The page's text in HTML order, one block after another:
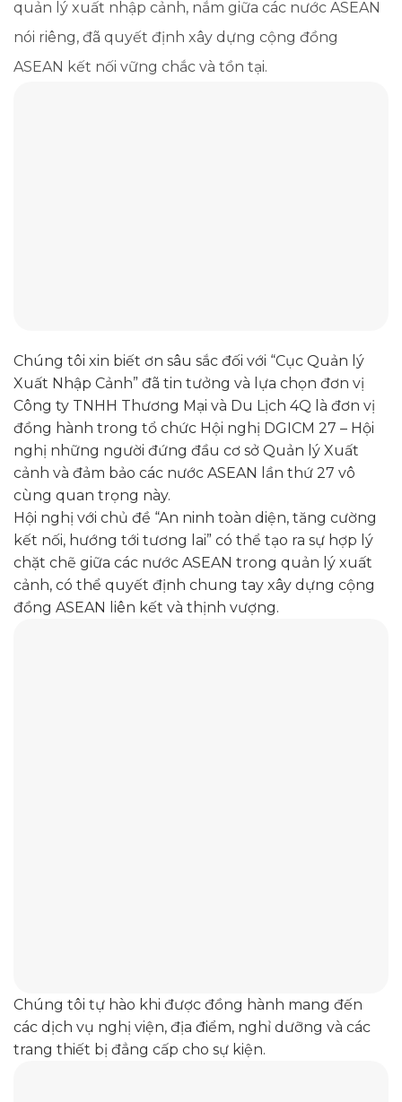
quản lý xuất nhập cảnh, nắm giữa các nước ASEAN
nói riêng, đã quyết định xây dựng cộng đồng
ASEAN kết nối vững chắc và tồn tại.
Chúng tôi xin biết ơn sâu sắc đối với “Cục Quản lý
Xuất Nhập Cảnh” đã tin tưởng và lựa chọn đơn vị
Công ty TNHH Thương Mại và Du Lịch 4Q là đơn vị
đồng hành trong tổ chức Hội nghị DGICM 27 – Hội
nghị những người đứng đầu cơ sở Quản lý Xuất
cảnh và đảm bảo các nước ASEAN lần thứ 27 vô
cùng quan trọng này.
Hội nghị với chủ đề “An ninh toàn diện, tăng cường
kết nối, hướng tới tương lai” có thể tạo ra sự hợp lý
chặt chẽ giữa các nước ASEAN trong quản lý xuất
cảnh, có thể quyết định chung tay xây dựng cộng
đồng ASEAN liên kết và thịnh vượng.
Chúng tôi tự hào khi được đồng hành mang đến
các dịch vụ nghị viện, địa điểm, nghỉ dưỡng và các
trang thiết bị đẳng cấp cho sự kiện.